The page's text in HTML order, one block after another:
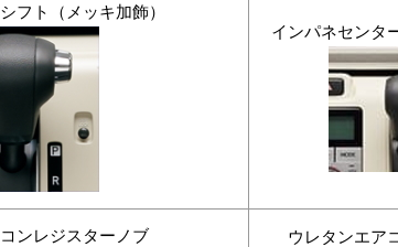
フト（メッキ加飾）
インパネセンタ
ンレジスターノブ ウレタンエア